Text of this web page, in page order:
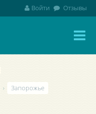
›
Запорожье
Войти Отзывы